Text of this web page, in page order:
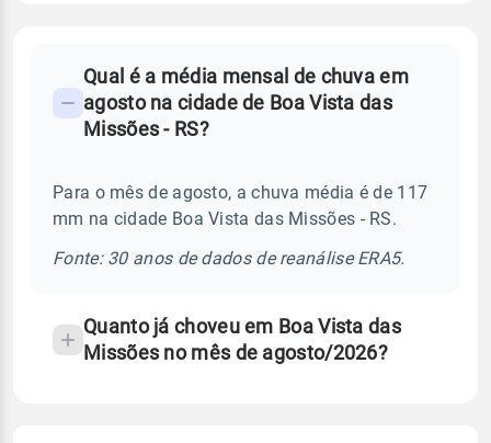
Perguntas
frequentes
chuva
temperatura
Qual é a média mensal de chuva em
agosto na cidade de Boa Vista das
Missões - RS?
Para o mês de agosto, a chuva média é de 117
mm na cidade Boa Vista das Missões - RS.
Fonte: 30 anos de dados de reanálise ERA5.
Quanto já choveu em Boa Vista das
Missões no mês de agosto/2026?